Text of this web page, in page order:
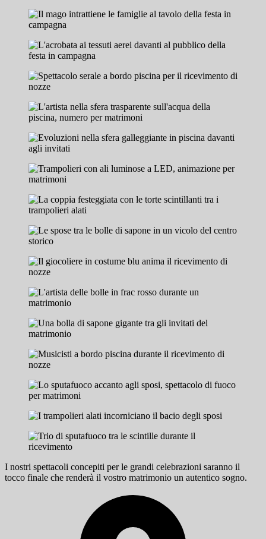
I nostri spettacoli concepiti per le grandi celebrazioni saranno il
tocco finale che renderà il vostro matrimonio un autentico sogno.